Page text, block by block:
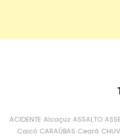
ACIDENTE Alcaçuz ASSALTO
Caicó CARAÚBAS Ceará